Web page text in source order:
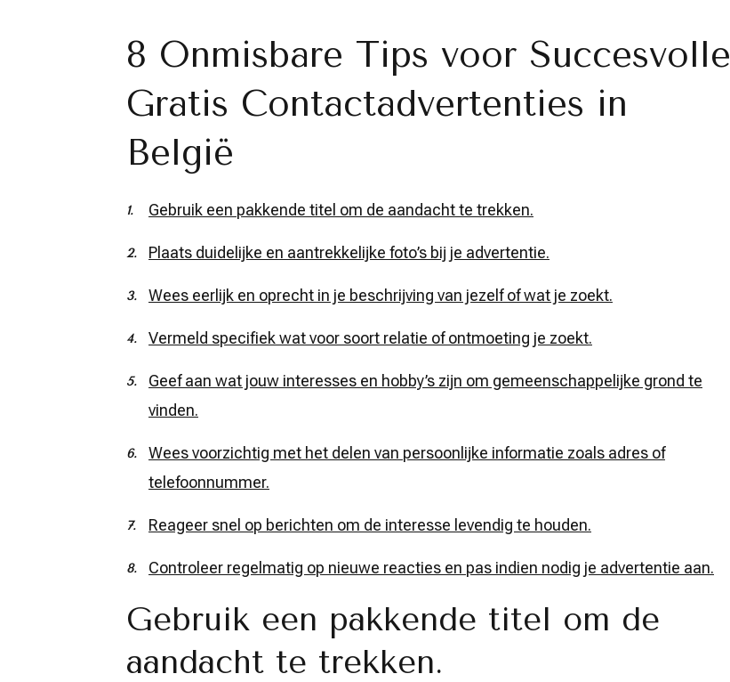
8 Onmisbare Tips voor Succesvolle
Gratis Contactadvertenties in
België
Gebruik een pakkende titel om de aandacht te trekken.
Plaats duidelijke en aantrekkelijke foto’s bij je advertentie.
Wees eerlijk en oprecht in je beschrijving van jezelf of wat je zoekt.
Vermeld specifiek wat voor soort relatie of ontmoeting je zoekt.
Geef aan wat jouw interesses en hobby’s zijn om gemeenschappelijke grond te
vinden.
Wees voorzichtig met het delen van persoonlijke informatie zoals adres of
telefoonnummer.
Reageer snel op berichten om de interesse levendig te houden.
Controleer regelmatig op nieuwe reacties en pas indien nodig je advertentie aan.
Gebruik een pakkende titel om de
aandacht te trekken.